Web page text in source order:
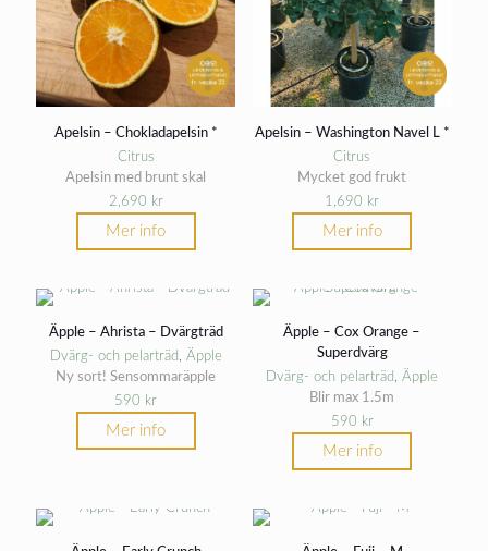
Apelsin – Chokladapelsin *
Citrus
Apelsin med brunt skal
2,690 kr
Mer info
Apelsin – Washington Navel L *
Citrus
Mycket god frukt
1,690 kr
Mer info
Äpple – Ahrista – Dvärgträd
Dvärg- och pelarträd, Äpple
Ny sort! Sensommaräpple
590 kr
Mer info
Äpple – Cox Orange –
Superdvärg
Dvärg- och pelarträd,Äpple
Blir max 1.5m
590 kr
Mer info